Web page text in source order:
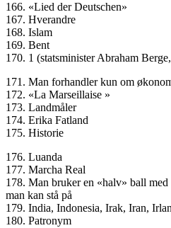
166. «Lied der Deutschen»
167. Hverandre
168. Islam
169. Bent
170. 1 (statsminister Abraham
171. Man forhandler kun om
172. «La Marseillaise »
173. Landmåler
174. Erika Fatland
175. Historie
176. Luanda
177. Marcha Real
178. Man bruker en «halv» ball
man kan stå på
179. India, Indonesia, Irak, Iran,
180. Patronym